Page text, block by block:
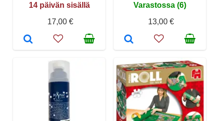
14 päivän sisällä
17,00 €
Varastossa (6)
13,00 €